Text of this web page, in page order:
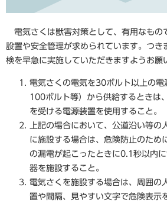
電気さくは獣害対策として、有用なもの
設置や安全管理が求められています。つき
検を早急に実施していただきますようお願
電気さくの電気を30ボルト以上の電
100ボルト等）から供給するときは
を受ける電源装置を使用すること。
上記の場合において、公道沿い等の
に施設する場合は、危険防止のため
の漏電が起こったときに0.1秒以内
器を施設すること。
電気さくを施設する場合は、周囲の
置や間隔、見やすい文字で危険表示